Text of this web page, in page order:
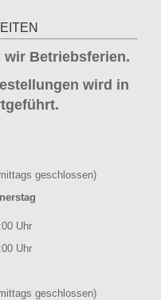
wir Betriebsferien.
wird in
geschlossen)
Uhr
Uhr
geschlossen)